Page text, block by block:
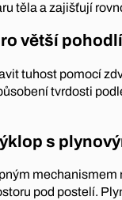
těla a zajišťují
větší pohodlí
tuhost pomocí
tvrdosti
s
pod postelí.